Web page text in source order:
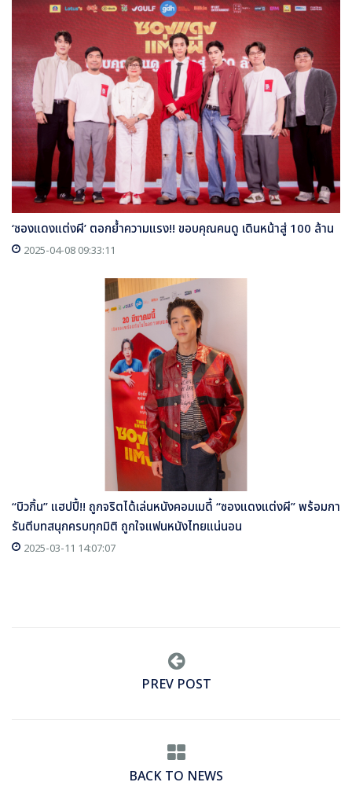
‘ซองแดงแต่งผี’ ตอกย้ำความแรง!! ขอบคุณคนดู เดินหน้าสู่ 100 ล้าน
2025-04-08 09:33:11
“บิวกิ้น” แฮปปี้!! ถูกจริตได้เล่นหนังคอมเมดี้ “ซองแดงแต่งผี” พร้อมกา
รันตีบทสนุกครบทุกมิติ ถูกใจแฟนหนังไทยแน่นอน
2025-03-11 14:07:07
PREV POST
BACK TO NEWS